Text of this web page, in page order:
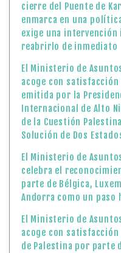
cierre del Puente de
enmarca en una
exige una
reabrirlo de inmediato
El Ministerio de
acoge con
emitida por la
Internacional de Alto
de la Cuestión
Solución de Dos
El Ministerio de
celebra el
parte de Bélgica,
Andorra como un
El Ministerio de
acoge con
de Palestina por parte